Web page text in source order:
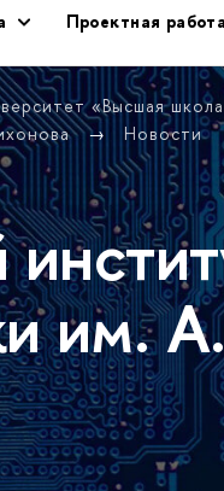
Проектная работа
«Высшая
Новости
им.